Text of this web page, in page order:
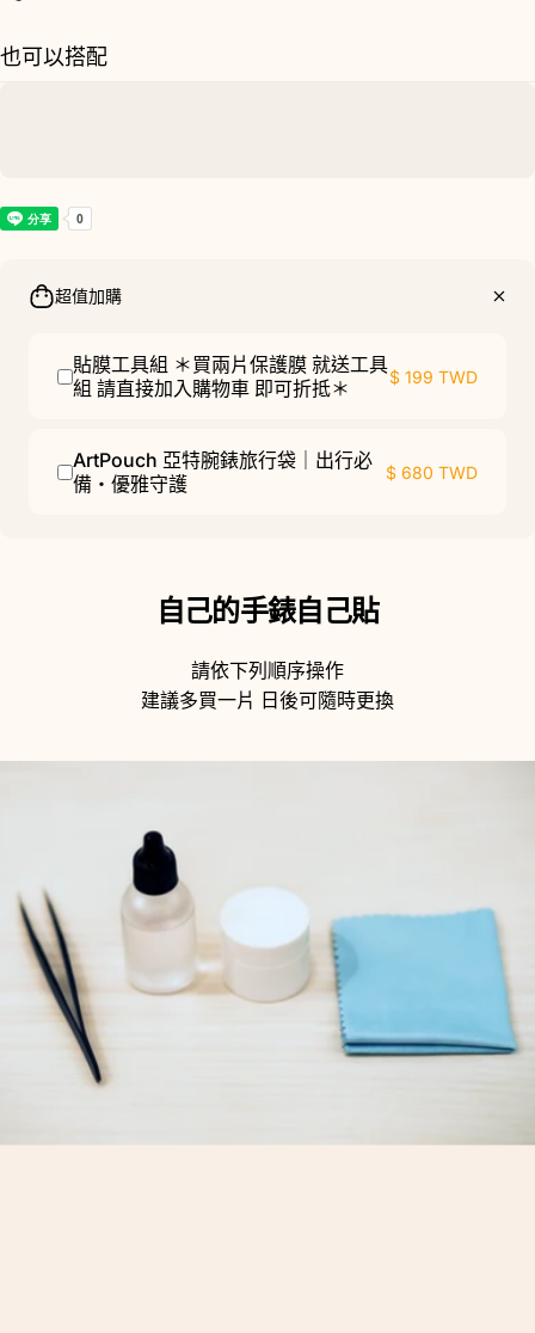
也可以搭配
超值加購
貼膜工具組 ＊買兩片保護膜 就送工具
組 請直接加入購物車 即可折抵＊
$ 199 TWD
ArtPouch 亞特腕錶旅行袋｜出行必
備・優雅守護
$ 680 TWD
自己的手錶自己貼
請依下列順序操作
建議多買一片 日後可隨時更換